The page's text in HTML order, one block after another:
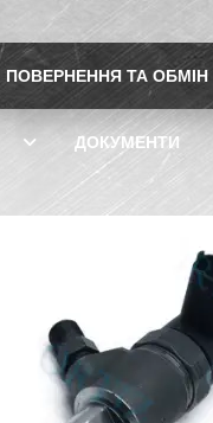
ПОВЕРНЕННЯ ТА ОБМІН
ДОКУМЕНТИ